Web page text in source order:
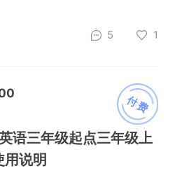
5 1
付费
语三年级起点三年级上
说明